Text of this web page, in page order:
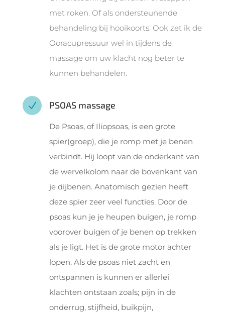
met roken. Of als ondersteunende
behandeling bij hooikoorts. Ook zet ik de
Ooracupressuur wel in tijdens de
massage om uw klacht nog beter te
kunnen behandelen.
N PSOAS massage
De Psoas, of Iliopsoas, is een grote
spier(groep), die je romp met je benen
verbindt. Hij loopt van de onderkant van
de wervelkolom naar de bovenkant van
je dijbenen. Anatomisch gezien heeft
deze spier zeer veel functies. Door de
psoas kun je je heupen buigen, je romp
voorover buigen of je benen op trekken
als je ligt. Het is de grote motor achter
lopen. Als de psoas niet zacht en
ontspannen is kunnen er allerlei
klachten ontstaan zoals; pijn in de
onderrug, stijfheid, buikpijn,